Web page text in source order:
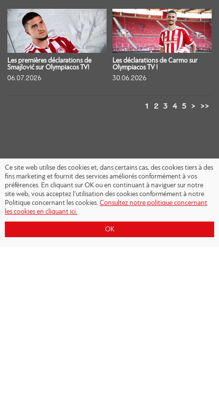
Les premières déclarations de
Smajlović sur Olympiacos TV!
06.07.2026
Les déclarations de Carmo sur
Olympiacos TV !
30.06.2026
1 2 3 4 5 > >>
Ce site web utilise des cookies et, dans certains cas, des cookies tiers à des
fins marketing et fournit des services améliorés conformément à vos
préférences. En cliquant sur OK ou en continuant à naviguer sur notre
site web, vous acceptez l’utilisation des cookies conformément à notre
Politique concernant les cookies. Consultez notre politique concernant
les cookies en cliquant ici.
OK